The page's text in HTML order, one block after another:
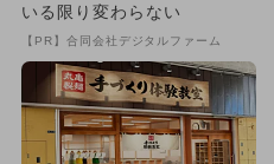
いる限り変わらない
【PR】合同会社デジタルファーム